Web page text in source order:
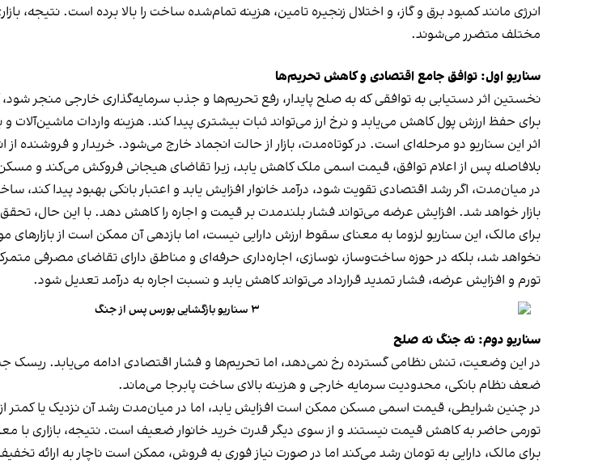
انرژی مانند کمبود برق و گاز، و اختلال زنجیره تامین، هزینه تمام‌شده ساخت را بالا برده است. نتیجه،
مختلف متضرر می‌شوند.
سناریو اول: توافق جامع اقتصادی و کاهش تحریم‌ها
نخستین اثر دستیابی به توافقی که به صلح پایدار، رفع تحریم‌ها و جذب سرمایه‌گذاری خارجی منجر
برای حفظ ارزش پول کاهش می‌یابد و نرخ ارز می‌تواند ثبات بیشتری پیدا کند. هزینه واردات
اثر این سناریو دو مرحله‌ای است. در کوتاه‌مدت، بازار از حالت انجماد خارج می‌شود. خریدار و
بلافاصله پس از اعلام توافق، قیمت اسمی ملک کاهش یابد، زیرا تقاضای هیجانی فروکش می‌کند و
در میان‌مدت، اگر رشد اقتصادی تقویت شود، درآمد خانوار افزایش یابد و اعتبار بانکی بهبود پیدا
بازار خواهد شد. افزایش عرضه می‌تواند فشار بلندمدت بر قیمت و اجاره را کاهش دهد. با این حال،
برای مالک، این سناریو لزوما به معنای سقوط ارزش دارایی نیست، اما بازدهی آن ممکن است از
نخواهد شد، بلکه در حوزه ساخت‌وساز، نوسازی، اجاره‌داری حرفه‌ای و مناطق دارای تقاضای مصرفی
تورم و افزایش عرضه، فشار تمدید قرارداد می‌تواند کاهش یابد و نسبت اجاره به درآمد تعدیل شود.
۳ سناریو بازگشایی بورس پس از جنگ
سناریو دوم: نه جنگ نه صلح
در این وضعیت، تنش نظامی گسترده رخ نمی‌دهد، اما تحریم‌ها و فشار اقتصادی ادامه می‌یابد.
ضعف نظام بانکی، محدودیت سرمایه خارجی و هزینه بالای ساخت پابرجا می‌ماند.
در چنین شرایطی، قیمت اسمی مسکن ممکن است افزایش یابد، اما در میان‌مدت رشد آن نزدیک یا کمتر از
تورمی حاضر به کاهش قیمت نیستند و از سوی دیگر قدرت خرید خانوار ضعیف است. نتیجه، بازاری با
برای مالک، دارایی به تومان رشد می‌کند اما در صورت نیاز فوری به فروش، ممکن است ناچار به ارائه